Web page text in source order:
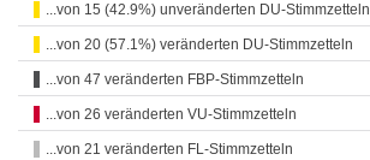
...von 15 (42.9%) unveränderten DU-Stimmzetteln
...von 20 (57.1%) veränderten DU-Stimmzetteln
...von 47 veränderten FBP-Stimmzetteln
...von 26 veränderten VU-Stimmzetteln
...von 21 veränderten FL-Stimmzetteln